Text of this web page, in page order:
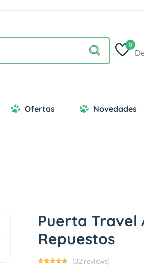
0
Ofertas Novedades
Puerta Travel
Repuestos
(32 reviews)